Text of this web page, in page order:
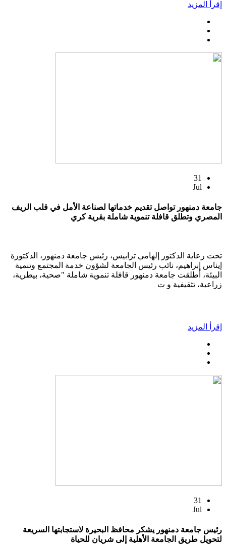
إقرأ المزيد
31
Jul
جامعة دمنهور تواصل تقديم خدماتها لصناعة الأمل في قلب الريف
المصري وتطلق قافلة تنموية شاملة بقرية كري
تحت رعاية الدكتور إلهامي ترابيس، رئيس جامعة دمنهور، الدكتورة
إيناس إبراهيم، نائب رئيس الجامعة لشؤون خدمة المجتمع وتنمية
البيئة، أطلقت جامعة دمنهور قافلة تنموية شاملة "صحية، بيطرية،
زراعية، تثقيفية و ت
إقرأ المزيد
31
Jul
رئيس جامعة دمنهور يشكر محافظ البحيرة لاستجابتها السريعة
لتحويل طريق الجامعة الأهلية إلى شريان للحياة